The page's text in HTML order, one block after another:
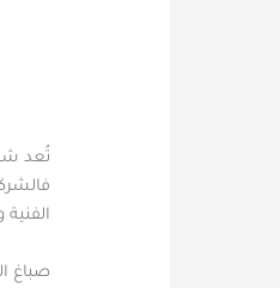
تُعد
صباغ